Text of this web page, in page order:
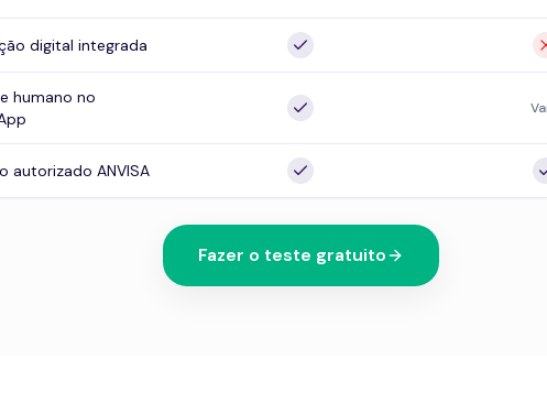
digital integrada
humano no
autorizado ANVISA
Fazer o teste gratuito